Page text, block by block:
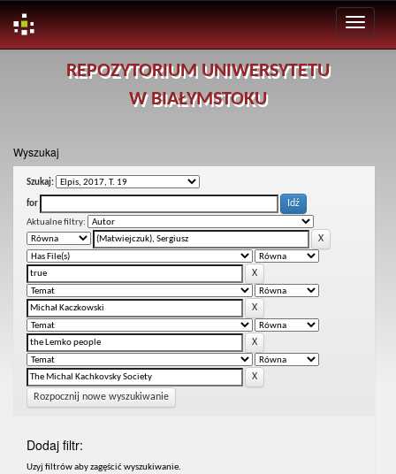
REPOZYTORIUM UNIWERSYTETU
W BIAŁYMSTOKU
Wyszukaj
Szukaj:
for
Aktualne filtry:
Rozpocznij nowe wyszukiwanie
Dodaj filtr:
Uzyj filtrów aby zagęścić wyszukiwanie.